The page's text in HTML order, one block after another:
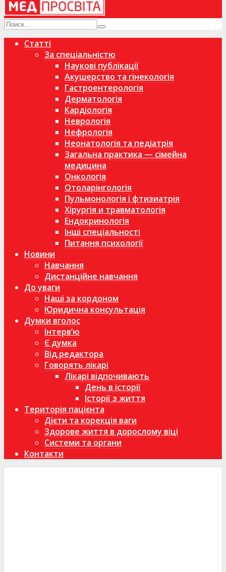
Статті
За спеціальністю
Наукові публікації
Акушерство та гінекологія
Гастроентерологія
Дерматологія
Кардіологія
Неврологія
Нефрологія
Неонатологія та педіатрія
Загальна практика — сімейна
медицина
Онкологія
Отоларінгологія
Пульмонологія і фтизиатрія
Хірургія и травматологія
Ендокринологія
Інші спеціальності
Питання психології
Новини
Навчання
Дистанційне навчання
До уваги
Наші за кордоном
Юридична консультація
Думки вголос
Інтерв’ю
Є думка
Від редактора
Говорять лікарі
Лікарі відпочивають
День в історії
Історії з життя
Територія пацієнта
Дієти та корекція ваги
Здорове життя в дорослому віці
Системи та органи
Контакти